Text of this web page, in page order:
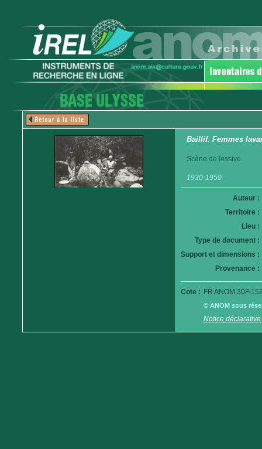
Baillif. Femmes
Scène de lessive.
1930-1950
Auteur :
Territoire :
Lieu :
Type de document :
Support et dimensions :
Provenance :
Cote : FR ANOM
© ANOM sous
Notice